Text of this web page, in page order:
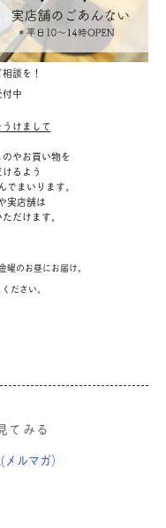
談を！
中
けまして
やお買い物を
るよう
まいります。
実店舗は
だけます。
曜のお昼にお届け。
ださい。
てみる
ルマガ）